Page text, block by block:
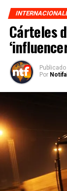
Cárteles
Publicado
Por